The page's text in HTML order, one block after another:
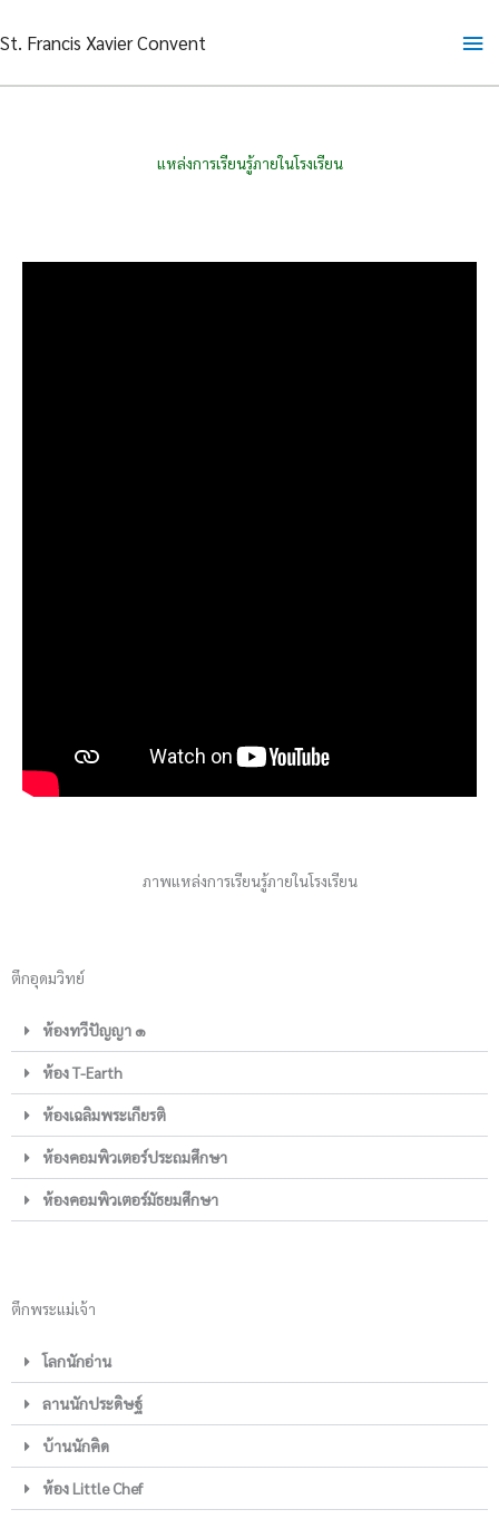
to
St. Francis Xavier Convent
แหล่งการเรียนรู้ภายในโรงเรียน
ภาพแหล่งการเรียนรู้ภายในโรงเรียน
ตึกอุดมวิทย์
ห้องทวีปัญญา ๑
ห้อง T-Earth
ห้องเฉลิมพระเกียรติ
ห้องคอมพิวเตอร์ประถมศึกษา
ห้องคอมพิวเตอร์มัธยมศึกษา
ตึกพระแม่เจ้า
โลกนักอ่าน
ลานนักประดิษฐ์
บ้านนักคิด
ห้อง Little Chef